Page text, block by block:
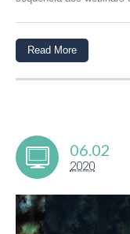
Read More
06.02
2020